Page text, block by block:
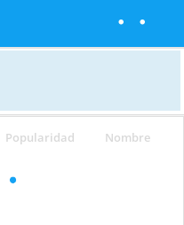
Popularidad Nombre